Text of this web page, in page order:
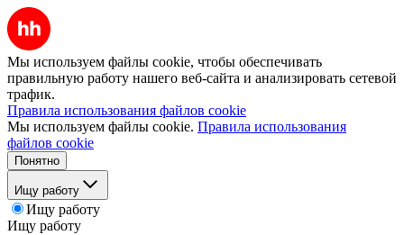
Мы используем файлы cookie, чтобы обеспечивать
правильную работу нашего веб-сайта и анализировать сетевой
трафик.
Правила использования файлов cookie
Мы используем файлы cookie. Правила использования
файлов cookie
Понятно
Ищу работу
Ищу работу
Ищу работу